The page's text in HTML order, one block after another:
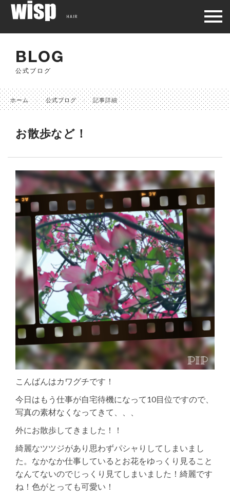
BLOG
公式ブログ
ホーム 公式ブログ 記事詳細
お散歩など！
こんばんはカワグチです！
今日はもう仕事が自宅待機になって10目位ですので、
写真の素材なくなってきて、、、
外にお散歩してきました！！
綺麗なツツジがあり思わずパシャりしてしまいまし
た。なかなか仕事しているとお花をゆっくり見ること
なんてないのでじっくり見てしまいました！綺麗です
ね！色がとっても可愛い！
HAIR